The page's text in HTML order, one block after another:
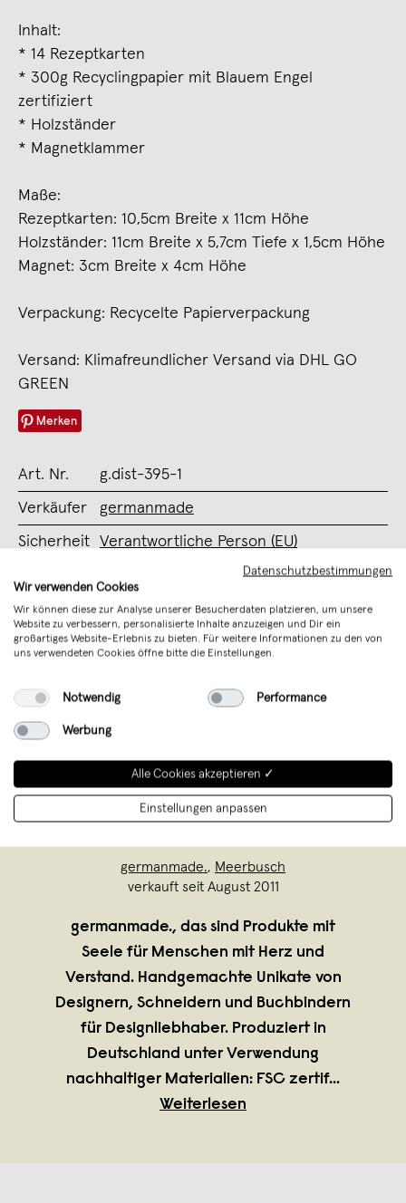
Inhalt:
* 14 Rezeptkarten
* 300g Recyclingpapier mit Blauem Engel
zertifiziert
* Holzständer
* Magnetklammer
Maße:
Rezeptkarten: 10,5cm Breite x 11cm Höhe
Holzständer: 11cm Breite x 5,7cm Tiefe x 1,5cm Höhe
Magnet: 3cm Breite x 4cm Höhe
Verpackung: Recycelte Papierverpackung
Versand: Klimafreundlicher Versand via DHL GO
GREEN
Merken
Art. Nr. g.dist-395-1
Verkäufer germanmade
Sicherheit Verantwortliche Person (EU)
Unterstütze mit Deinem Kauf junges
Design aus Deutschland
germanmade., Meerbusch
verkauft seit August 2011
germanmade., das sind Produkte mit
Seele für Menschen mit Herz und
Verstand. Handgemachte Unikate von
Designern, Schneidern und Buchbindern
für Designliebhaber. Produziert in
Deutschland unter Verwendung
nachhaltiger Materialien: FSC zertif...
Weiterlesen
Datenschutzbestimmungen
Wir verwenden Cookies
Wir können diese zur Analyse unserer Besucherdaten platzieren, um unsere
Website zu verbessern, personalisierte Inhalte anzuzeigen und Dir ein
großartiges Website-Erlebnis zu bieten. Für weitere Informationen zu den von
uns verwendeten Cookies öffne bitte die Einstellungen.
Notwendig Performance
Werbung
Alle Cookies akzeptieren ✓
Einstellungen anpassen